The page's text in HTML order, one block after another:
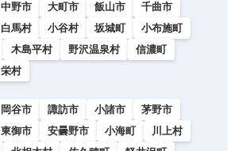
中野市 大町市 飯山市
千曲市
白馬村 小谷村 坂城町
小布施町
木島平村 野沢温泉村
信濃町
栄村
岡谷市 諏訪市 小諸市
茅野市
東御市 安曇野市 小海町
川上村